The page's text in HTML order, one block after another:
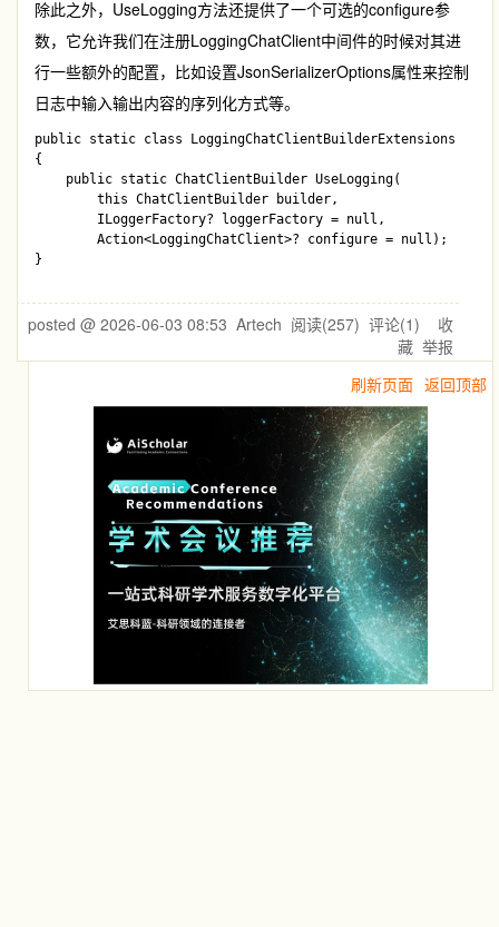
除此之外， UseLogging方法还提供了一个可选的configure参
数，它允许我们在注册LoggingChatClient中间件的时候对其进
行一些额外的配置，比如设置JsonSerializerOptions属性来控制
日志中输入输出内容的序列化方式等。
public static class LoggingChatClientBuilderExtensions
{
    public static ChatClientBuilder UseLogging(
        this ChatClientBuilder builder,
        ILoggerFactory? loggerFactory = null,
        Action<LoggingChatClient>? configure = null);
posted @ 2026-06-03 08:53 Artech 阅读(257) 评论(1) 收
藏 举报
刷新页面 返回顶部